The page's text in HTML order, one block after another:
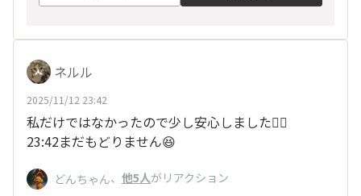
ネルル
2025/11/12 23:42
私だけではなかったので少し安心しました😮‍💨
23:42まだもどりません😆
どんちゃん、 他5人がリアクション